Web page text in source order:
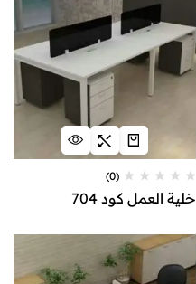
(0)
خلية العمل كود 704